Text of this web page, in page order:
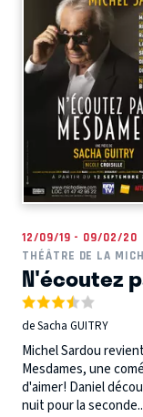
12/09/19 - 09/02/20
THÉÂTRE DE LA
N'écoutez
de Sacha GUITRY
Michel Sardou
Mesdames, une
d'aimer! Daniel
nuit pour la